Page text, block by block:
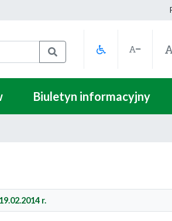
Szukaj
Biuletyn informacyjny
19.02.2014 r.